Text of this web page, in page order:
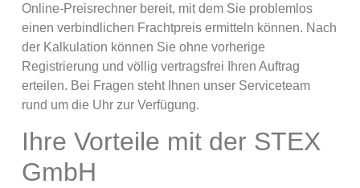
Online-Preisrechner bereit, mit dem Sie problemlos
einen verbindlichen Frachtpreis ermitteln können. Nach
der Kalkulation können Sie ohne vorherige
Registrierung und völlig vertragsfrei Ihren Auftrag
erteilen. Bei Fragen steht Ihnen unser Serviceteam
rund um die Uhr zur Verfügung.
Ihre Vorteile mit der STEX
GmbH